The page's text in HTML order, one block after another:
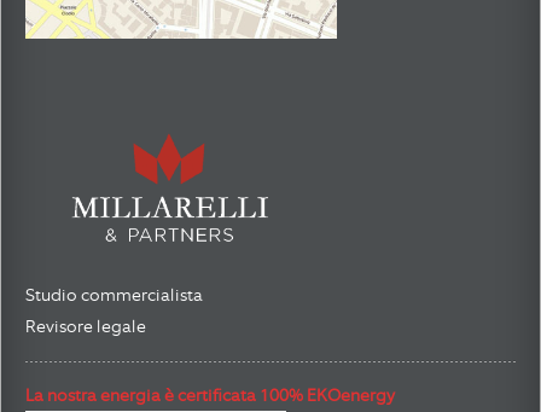
Studio commercialista
Revisore legale
La nostra energia è certificata 100% EKOenergy